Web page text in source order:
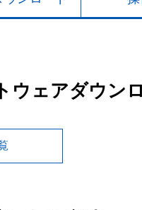
ウェアダウン